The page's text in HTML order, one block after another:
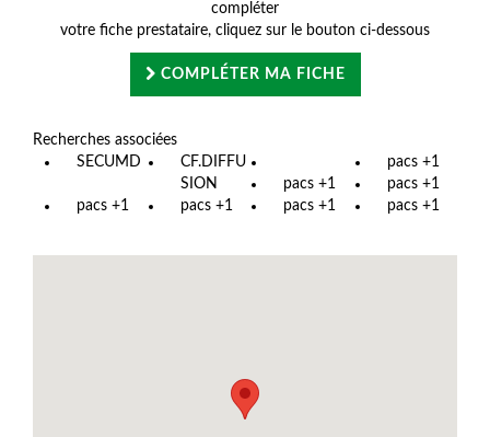
compléter
votre fiche prestataire, cliquez sur le bouton ci-dessous
COMPLÉTER MA FICHE
Recherches associées
SECUMD
CF.DIFFU
SION
pacs +1
pacs +1
pacs +1
pacs +1
pacs +1 pacs +1 pacs +1